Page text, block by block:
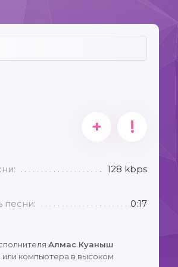
+ !
128 kbps
песни: 0:17
Алмас Куаныш
компьютера в высоком